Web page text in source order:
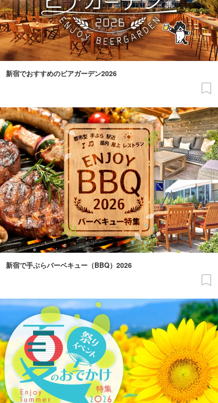
新宿でおすすめのビアガーデン2026
新宿で手ぶらバーベキュー（BBQ）2026